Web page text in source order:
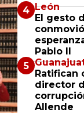
León
El gesto
Pablo II
Ratifican
director
Allende